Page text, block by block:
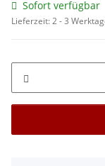
Sofort verfügbar
Lieferzeit:2 - 3